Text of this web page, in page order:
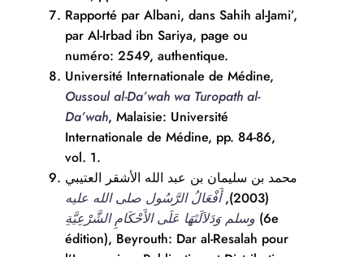
Rapporté par Albani, dans Sahih al-Jami’,
par Al-Irbad ibn Sariya, page ou
numéro: 2549, authentique.
Université Internationale de Médine,
Oussoul al-Da’wah wa Turopath al-
Da’wah, Malaisie: Université
Internationale de Médine, pp. 84-86,
vol. 1.
محمد بن سليمان بن عبد الله الأشقر العتيبي
(2003),
أَفْعَالُ الرَّسُول صلى الله عليه
وسلم وَدَلاَلَتَهَا عَلَى الأَحْكَامِ الشَّرْعِيَّةِ (6e
édition), Beyrouth: Dar al-Resalah pour